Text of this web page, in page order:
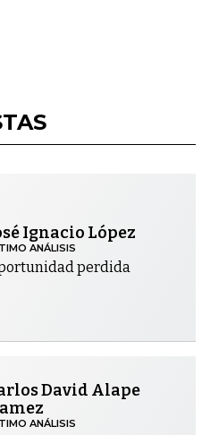
Ignacio López
ANÁLISIS
perdida
David Alape
ANÁLISIS